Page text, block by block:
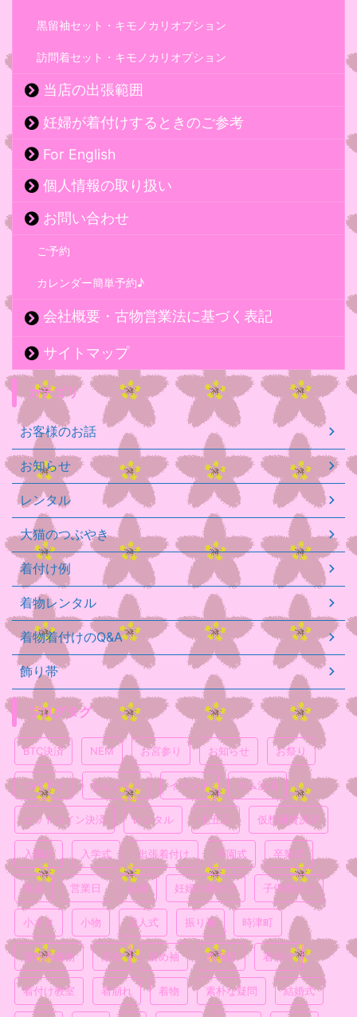
黒留袖セット・キモノカリオプション
訪問着セット・キモノカリオプション
当店の出張範囲
妊婦が着付けするときのご参考
For English
個人情報の取り扱い
お問い合わせ
ご予約
カレンダー簡単予約♪
会社概要・古物営業法に基づく表記
サイトマップ
カテゴリ
お客様のお話
お知らせ
レンタル
大猫のつぶやき
着付け例
着物レンタル
着物着付けのQ&A
飾り帯
ブログタグ
BTC決済 NEM お宮参り お知らせ お祭り
つけ下げ なんとなく イベント ネム決済
ビットコイン決済 レンタル 七五三 仮想通貨決済
入園式 入学式 出張着付け 卒園式 卒業式
喪服 営業日 妊婦 妊婦の着付け 子供着付け
小ネタ 小物 成人式 振り袖 時津町
普段着着物 浴衣 留め袖 真面目 着付け
着付け教室 着崩れ 着物 素朴な疑問 結婚式